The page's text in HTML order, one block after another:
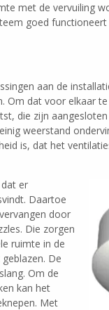
met de vervuiling
goed
aan de
Om dat voor elkaar
die zijn
weerstand
is, dat het
er
Daartoe
door
Die zorgen
ruimte in de
De
Om de
kan het
Met